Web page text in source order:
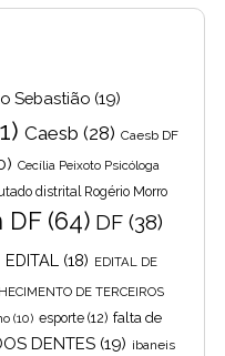
Sebastião (19)
Caesb (28) Caesb DF
Cecília Peixoto Psicóloga
distrital Rogério Morro
DF(64) DF (38)
EDITAL (18) EDITAL DE
DE TERCEIROS
(10) esporte (12) falta de
DENTES (19) ibaneis